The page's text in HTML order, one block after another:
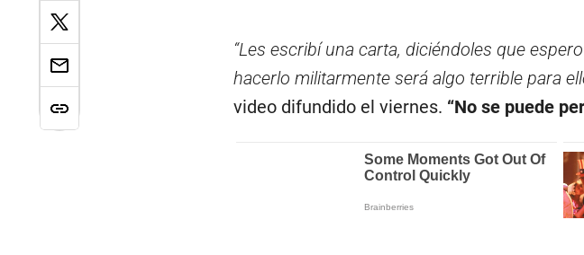
“Les escribí una carta, diciéndoles que
hacerlo militarmente será algo terrible para
video difundido el viernes. “No se puede